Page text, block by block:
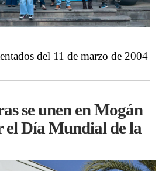
del 11 de marzo de 2004
se unen en Mogán
el Día Mundial de la